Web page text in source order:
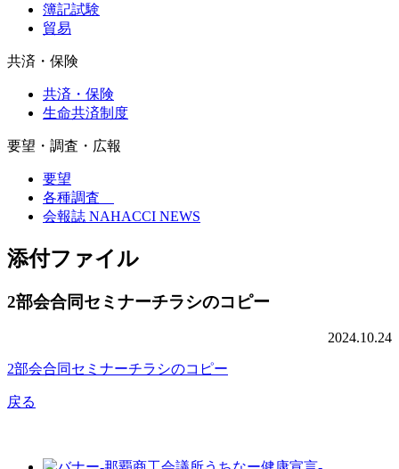
簿記試験
貿易
共済・保険
共済・保険
生命共済制度
要望・調査・広報
要望
各種調査
会報誌 NAHACCI NEWS
添付ファイル
2部会合同セミナーチラシのコピー
2024.10.24
2部会合同セミナーチラシのコピー
戻る